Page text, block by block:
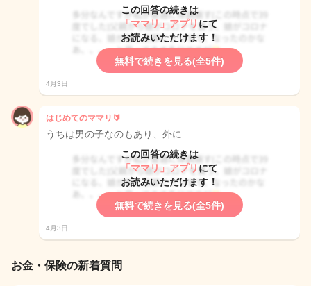
この回答の続きは
「ママリ」アプリ にて
お読みいただけます！
無料で続きを見る(全5件)
4月3日
はじめてのママリ🔰
うちは男の子なのもあり、外に…
この回答の続きは
「ママリ」アプリ にて
お読みいただけます！
無料で続きを見る(全5件)
4月3日
お金・保険の新着質問